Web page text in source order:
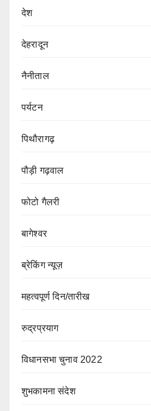
देश
देहरादून
नैनीताल
पर्यटन
पिथौरागढ़
पौड़ी गढ़वाल
फोटो गैलरी
बागेश्वर
ब्रेकिंग न्यूज़
महत्वपूर्ण दिन/तारीख
रुद्रप्रयाग
विधानसभा चुनाव 2022
शुभकामना संदेश